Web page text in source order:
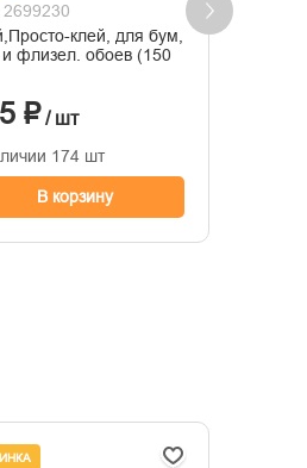
2699230
клей, для бум,
и флизел. обоев (150
₽/ шт
174 шт
В корзину